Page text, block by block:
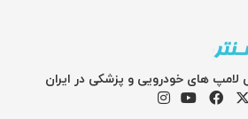
های خودرویی و پزشکی در ایران